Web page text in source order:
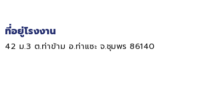
ที่อยู่โรงงาน
42 ม.3 ต.ท่าข้าม อ.ท่าแซะ จ.ชุมพร 86140